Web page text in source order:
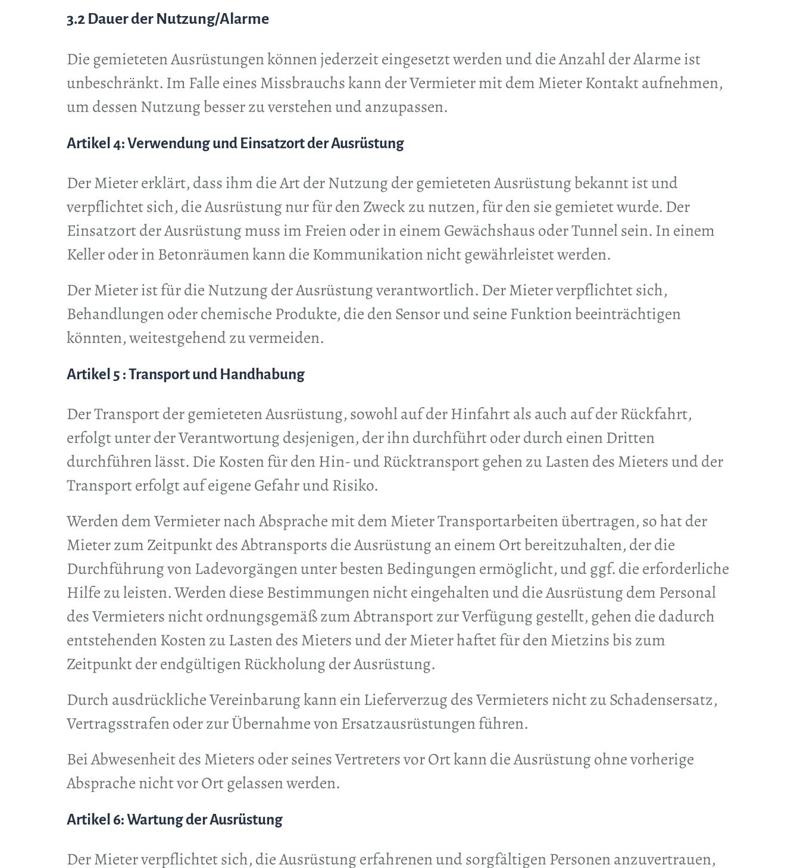
3.2 Dauer der Nutzung/Alarme
Die gemieteten Ausrüstungen können jederzeit eingesetzt werden und die Anzahl der Alarme ist
unbeschränkt. Im Falle eines Missbrauchs kann der Vermieter mit dem Mieter Kontakt aufnehmen,
um dessen Nutzung besser zu verstehen und anzupassen.
Artikel 4: Verwendung und Einsatzort der Ausrüstung
Der Mieter erklärt, dass ihm die Art der Nutzung der gemieteten Ausrüstung bekannt ist und
verpflichtet sich, die Ausrüstung nur für den Zweck zu nutzen, für den sie gemietet wurde. Der
Einsatzort der Ausrüstung muss im Freien oder in einem Gewächshaus oder Tunnel sein. In einem
Keller oder in Betonräumen kann die Kommunikation nicht gewährleistet werden.
Der Mieter ist für die Nutzung der Ausrüstung verantwortlich. Der Mieter verpflichtet sich,
Behandlungen oder chemische Produkte, die den Sensor und seine Funktion beeinträchtigen
könnten, weitestgehend zu vermeiden.
Artikel 5 : Transport und Handhabung
Der Transport der gemieteten Ausrüstung, sowohl auf der Hinfahrt als auch auf der Rückfahrt,
erfolgt unter der Verantwortung desjenigen, der ihn durchführt oder durch einen Dritten
durchführen lässt. Die Kosten für den Hin- und Rücktransport gehen zu Lasten des Mieters und der
Transport erfolgt auf eigene Gefahr und Risiko.
Werden dem Vermieter nach Absprache mit dem Mieter Transportarbeiten übertragen, so hat der
Mieter zum Zeitpunkt des Abtransports die Ausrüstung an einem Ort bereitzuhalten, der die
Durchführung von Ladevorgängen unter besten Bedingungen ermöglicht, und ggf. die erforderliche
Hilfe zu leisten. Werden diese Bestimmungen nicht eingehalten und die Ausrüstung dem Personal
des Vermieters nicht ordnungsgemäß zum Abtransport zur Verfügung gestellt, gehen die dadurch
entstehenden Kosten zu Lasten des Mieters und der Mieter haftet für den Mietzins bis zum
Zeitpunkt der endgültigen Rückholung der Ausrüstung.
Durch ausdrückliche Vereinbarung kann ein Lieferverzug des Vermieters nicht zu Schadensersatz,
Vertragsstrafen oder zur Übernahme von Ersatzausrüstungen führen.
Bei Abwesenheit des Mieters oder seines Vertreters vor Ort kann die Ausrüstung ohne vorherige
Absprache nicht vor Ort gelassen werden.
Artikel 6: Wartung der Ausrüstung
Der Mieter verpflichtet sich, die Ausrüstung erfahrenen und sorgfältigen Personen anzuvertrauen,